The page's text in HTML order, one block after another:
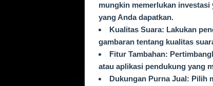
mungkin memerlukan
yang Anda dapatkan.
Kualitas Suara: Lakukan
gambaran tentang kualitas
Fitur Tambahan:
atau aplikasi pendukung yang
Dukungan Purna Jual: Pilih